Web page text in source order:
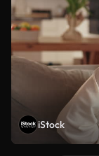
iStock